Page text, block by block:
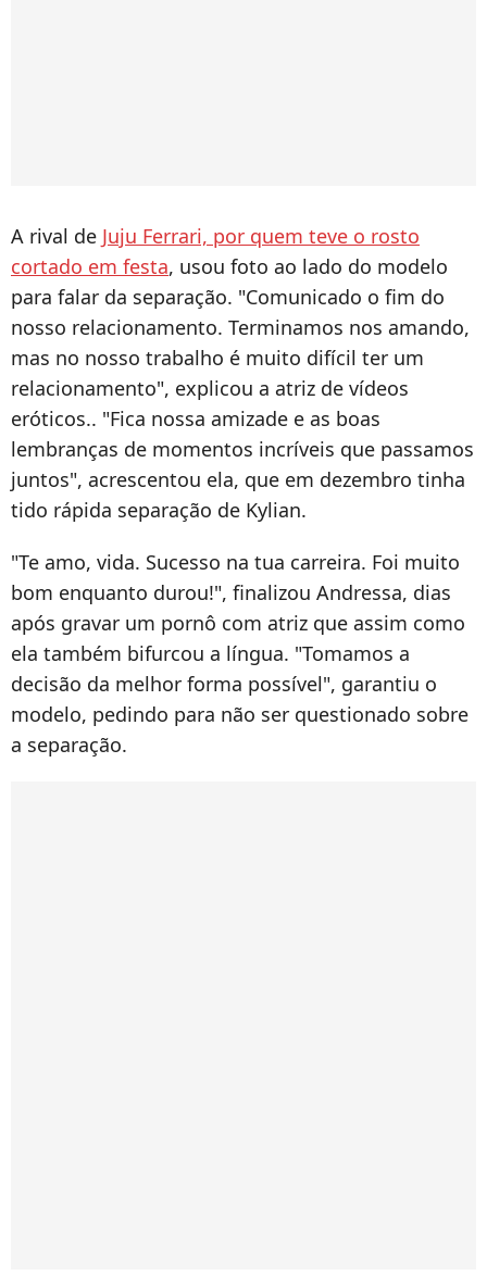
A rival de Juju Ferrari, por quem teve o rosto
cortado em festa, usou foto ao lado do modelo
para falar da separação. "Comunicado o fim do
nosso relacionamento. Terminamos nos amando,
mas no nosso trabalho é muito difícil ter um
relacionamento", explicou a atriz de vídeos
eróticos.. "Fica nossa amizade e as boas
lembranças de momentos incríveis que passamos
juntos", acrescentou ela, que em dezembro tinha
tido rápida separação de Kylian.
"Te amo, vida. Sucesso na tua carreira. Foi muito
bom enquanto durou!", finalizou Andressa, dias
após gravar um pornô com atriz que assim como
ela também bifurcou a língua. "Tomamos a
decisão da melhor forma possível", garantiu o
modelo, pedindo para não ser questionado sobre
a separação.